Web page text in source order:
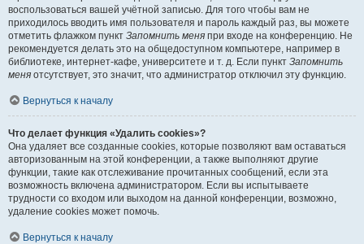
воспользоваться вашей учётной записью. Для того чтобы вам не
приходилось вводить имя пользователя и пароль каждый раз, вы можете
отметить флажком пункт Запомнить меня при входе на конференцию. Не
рекомендуется делать это на общедоступном компьютере, например в
библиотеке, интернет-кафе, университете и т. д. Если пункт Запомнить
меня отсутствует, это значит, что администратор отключил эту функцию.
Вернуться к началу
Что делает функция «Удалить cookies»?
Она удаляет все созданные cookies, которые позволяют вам оставаться
авторизованным на этой конференции, а также выполняют другие
функции, такие как отслеживание прочитанных сообщений, если эта
возможность включена администратором. Если вы испытываете
трудности со входом или выходом на данной конференции, возможно,
удаление cookies может помочь.
Вернуться к началу